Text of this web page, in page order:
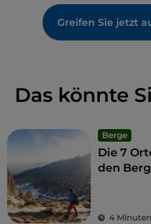
Das könnte
Berge
Die 7
den
4 Minuten